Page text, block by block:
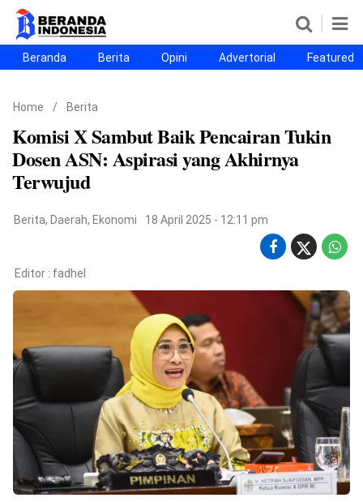
Beranda
Berita
Opini
Advertorial
Featured
Beranda25
SEGMEN
Nusantara
Jabodetabek
Sulselbar
Kota Makassar
Copyright
2026
Beranda
All
Right
Reserved
Beranda Berita Opini Advertorial Featured
Home / Berita
Komisi X Sambut Baik Pencairan Tukin
Dosen ASN: Aspirasi yang Akhirnya
Terwujud
Berita, Daerah, Ekonomi 18 April 2025 - 12:11 pm
Editor : fadhel